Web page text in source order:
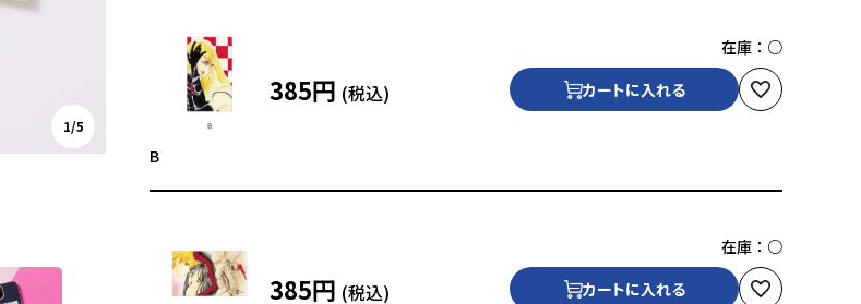
1/5
B
在庫： ○
385円 カートに入れる
在庫： ○
385円 カートに入れる